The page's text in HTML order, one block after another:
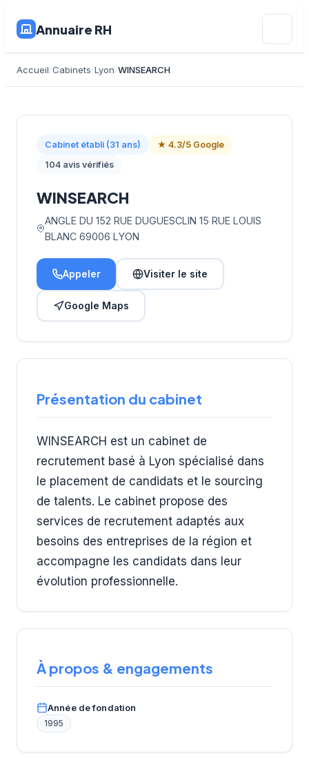
Annuaire RH
Accueil Cabinets Lyon WINSEARCH
Cabinet établi (31 ans)
★ 4.3/5 Google
104 avis vérifiés
WINSEARCH
ANGLE DU 152 RUE DUGUESCLIN 15 RUE LOUIS
BLANC 69006 LYON
Appeler Visiter le site
Google Maps
Présentation du cabinet
WINSEARCH est un cabinet de
recrutement basé à Lyon spécialisé dans
le placement de candidats et le sourcing
de talents. Le cabinet propose des
services de recrutement adaptés aux
besoins des entreprises de la région et
accompagne les candidats dans leur
évolution professionnelle.
À propos & engagements
Année de fondation
1995